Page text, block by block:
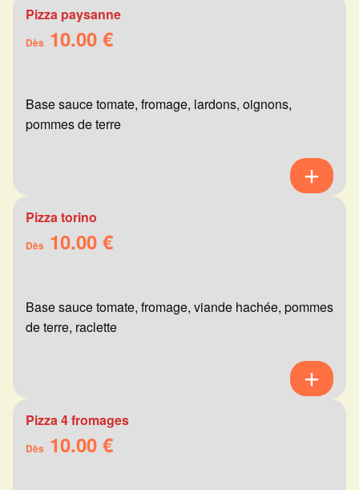
Pizza paysanne
Dès 10.00 €
Base sauce tomate, fromage, lardons, oignons,
pommes de terre
Pizza torino
Dès 10.00 €
Base sauce tomate, fromage, viande hachée, pommes
de terre, raclette
Pizza 4 fromages
Dès 10.00 €